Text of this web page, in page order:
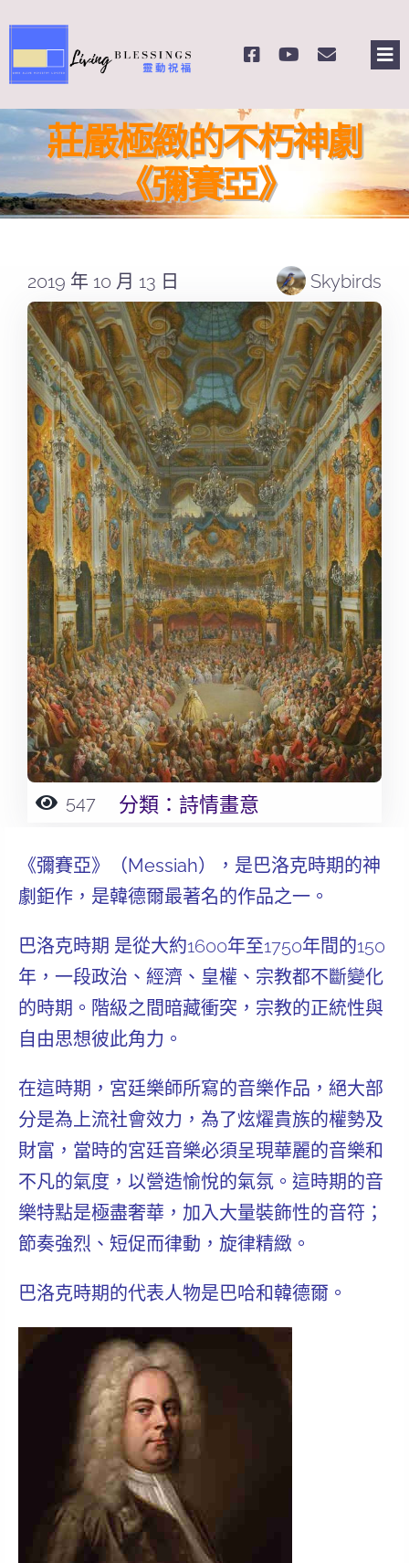
to
content
關於我們
奉獻支持
課程報名
Search
for:
莊嚴極緻的不朽神劇
《彌賽亞》
2019 年 10 月 13 日 Skybirds
547 分類：詩情畫意
《彌賽亞》（Messiah），是巴洛克時期的神
劇鉅作，是韓德爾最著名的作品之一。
巴洛克時期 是從大約1600年至1750年間的150
年，一段政治、經濟、皇權、宗教都不斷變化
的時期。階級之間暗藏衝突，宗教的正統性與
自由思想彼此角力。
在這時期，宮廷樂師所寫的音樂作品，絕大部
分是為上流社會效力，為了炫燿貴族的權勢及
財富，當時的宮廷音樂必須呈現華麗的音樂和
不凡的氣度，以營造愉悅的氣氛。這時期的音
樂特點是極盡奢華，加入大量裝飾性的音符；
節奏強烈、短促而律動，旋律精緻。
巴洛克時期的代表人物是巴哈和韓德爾 。